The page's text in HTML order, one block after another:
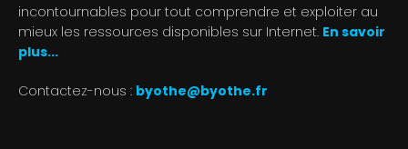
incontournables pour tout comprendre et exploiter au
mieux les ressources disponibles sur Internet. En savoir
plus...
Contactez-nous : byothe@byothe.fr